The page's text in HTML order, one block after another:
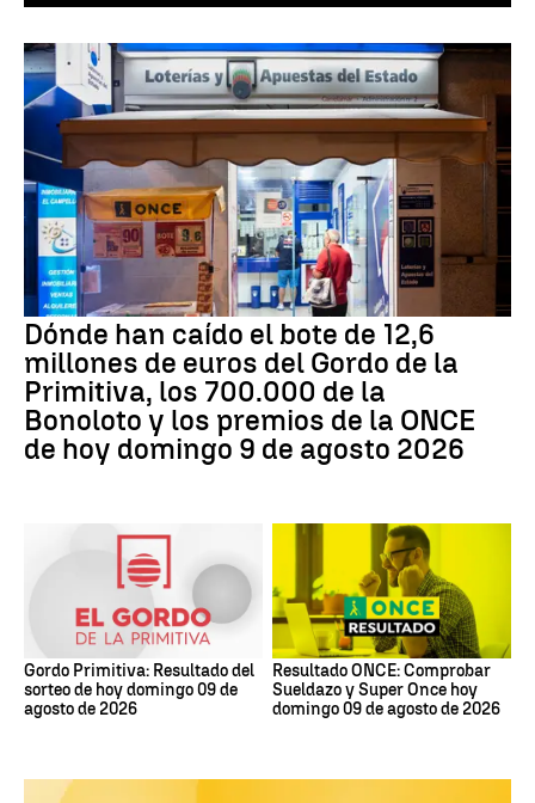
Dónde han caído el bote de 12,6
millones de euros del Gordo de la
Primitiva, los 700.000 de la
Bonoloto y los premios de la ONCE
de hoy domingo 9 de agosto 2026
Gordo Primitiva: Resultado del
sorteo de hoy domingo 09 de
agosto de 2026
Resultado ONCE: Comprobar
Sueldazo y Super Once hoy
domingo 09 de agosto de 2026